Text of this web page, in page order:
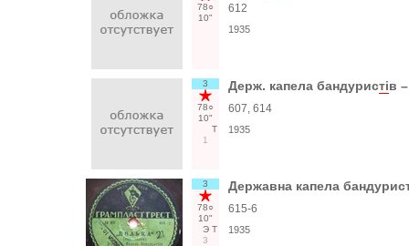
78○
10"
612
1935
3
78○
10"
Т
1
Держ. капела бандуристiв
607, 614
1935
3
78○
10"
Э Т
3
Державна капела
615-6
1935